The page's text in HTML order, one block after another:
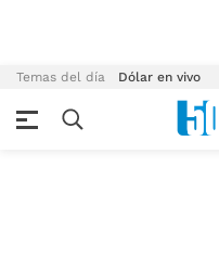
Temas del día Dólar en vivo